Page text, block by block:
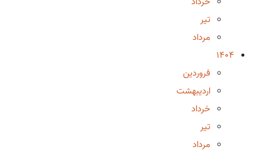
تیر
مرداد
1404
فروردین
اردیبهشت
خرداد
تیر
مرداد